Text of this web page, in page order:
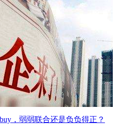
，弱弱联合还是负负得正？